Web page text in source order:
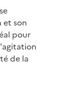
et son
pour
de la